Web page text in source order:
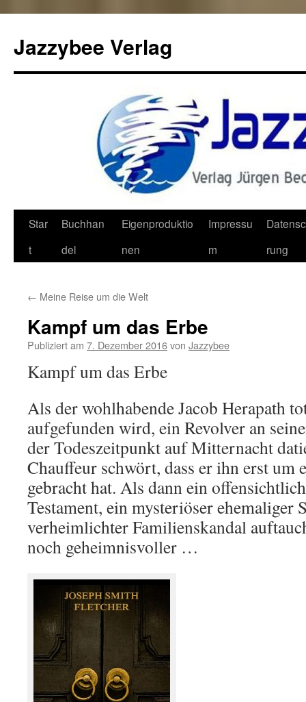
Jazzybee Verlag
Zum
Inhalt
Star
t
Buchhan
del
Eigenproduktio
nen
Impressu
m
rung
← Meine Reise um die Welt
Kampf um das Erbe
Publiziert am 7. Dezember 2016von Jazzybee
Kampf um das Erbe
Als der wohlhabende Jacob Herapath
aufgefunden wird, ein Revolver an
der Todeszeitpunkt auf Mitternacht
Chauffeur schwört, dass er ihn erst um
gebracht hat. Als dann ein
Testament, ein mysteriöser ehemaliger
verheimlichter Familienskandal
noch geheimnisvoller …